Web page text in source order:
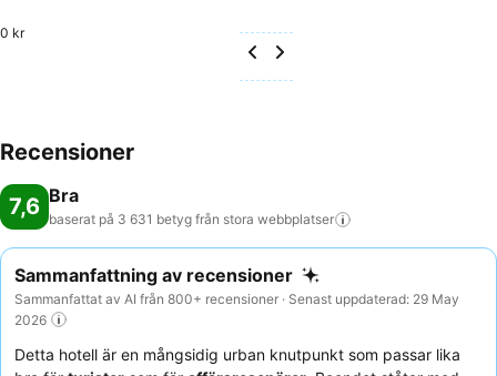
0 kr
Recensioner
7,6 Bra
baserat på 3 631 betyg från stora webbplatser
Sammanfattning av recensioner
Sammanfattat av AI från 800+ recensioner · Senast uppdaterad: 29 May
2026
Detta hotell är en mångsidig urban knutpunkt som passar lika